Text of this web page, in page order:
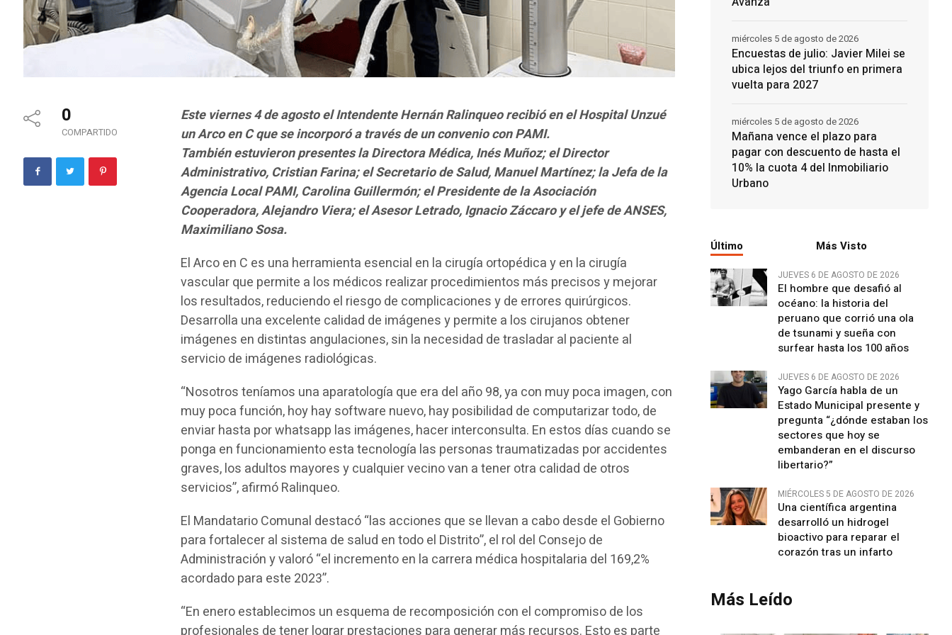
0
COMPARTIDO
Este viernes 4 de agosto el Intendente Hernán Ralinqueo recibió en el Hospital Unzué
un Arco en C que se incorporó a través de un convenio con PAMI.
También estuvieron presentes la Directora Médica, Inés Muñoz; el Director
Administrativo, Cristian Farina; el Secretario de Salud, Manuel Martínez; la Jefa de la
Agencia Local PAMI, Carolina Guillermón; el Presidente de la Asociación
Cooperadora, Alejandro Viera; el Asesor Letrado, Ignacio Záccaro y el jefe de ANSES,
Maximiliano Sosa.
El Arco en C es una herramienta esencial en la cirugía ortopédica y en la cirugía
vascular que permite a los médicos realizar procedimientos más precisos y mejorar
los resultados, reduciendo el riesgo de complicaciones y de errores quirúrgicos.
Desarrolla una excelente calidad de imágenes y permite a los cirujanos obtener
imágenes en distintas angulaciones, sin la necesidad de trasladar al paciente al
servicio de imágenes radiológicas.
“Nosotros teníamos una aparatología que era del año 98, ya con muy poca imagen, con
muy poca función, hoy hay software nuevo, hay posibilidad de computarizar todo, de
enviar hasta por whatsapp las imágenes, hacer interconsulta. En estos días cuando se
ponga en funcionamiento esta tecnología las personas traumatizadas por accidentes
graves, los adultos mayores y cualquier vecino van a tener otra calidad de otros
servicios”, afirmó Ralinqueo.
El Mandatario Comunal destacó “las acciones que se llevan a cabo desde el Gobierno
para fortalecer al sistema de salud en todo el Distrito”, el rol del Consejo de
Administración y valoró “el incremento en la carrera médica hospitalaria del 169,2%
acordado para este 2023”.
“En enero establecimos un esquema de recomposición con el compromiso de los
Encuestas de julio: Javier Milei se
ubica lejos del triunfo en primera
vuelta para 2027
miércoles 5 de agosto de 2026
Mañana vence el plazo para
pagar con descuento de hasta el
10% la cuota 4 del Inmobiliario
Urbano
miércoles 5 de agosto de 2026
Último Más Visto
JUEVES 6 DE AGOSTO DE 2026
El hombre que desafió al
océano: la historia del
peruano que corrió una ola
de tsunami y sueña con
surfear hasta los 100 años
JUEVES 6 DE AGOSTO DE 2026
Yago García habla de un
Estado Municipal presente y
pregunta “¿dónde estaban los
sectores que hoy se
embanderan en el discurso
libertario?”
MIÉRCOLES 5 DE AGOSTO DE 2026
Una científica argentina
desarrolló un hidrogel
bioactivo para reparar el
corazón tras un infarto
Más Leído